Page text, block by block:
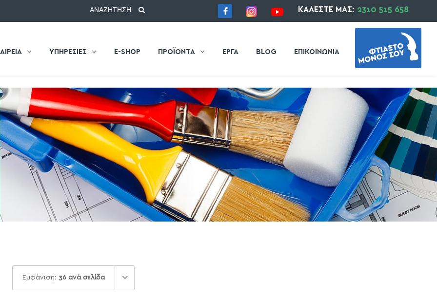
ΚΑΛΕΣΤΕ ΜΑΣ: 2310 515 658
ΑΝΑΖΗΤΗΣΗ
ΥΠΗΡΕΣΙΕΣ E-SHOP ΠΡΟΪΟΝΤΑ ΕΡΓΑ BLOG ΕΠΙΚΟΙΝΩΝΙΑ
Εμφάνιση: 36 ανά σελίδα